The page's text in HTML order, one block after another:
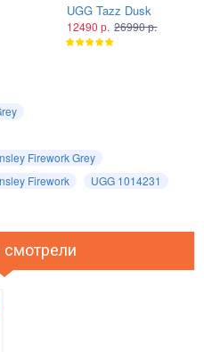
UGG Tazz Dusk
12490 р. 26990 р.
Firework Grey
Firework
UGG 1014231